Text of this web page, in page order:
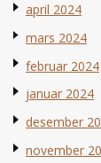
april 2024
mars 2024
februar 2024
januar 2024
desember
november